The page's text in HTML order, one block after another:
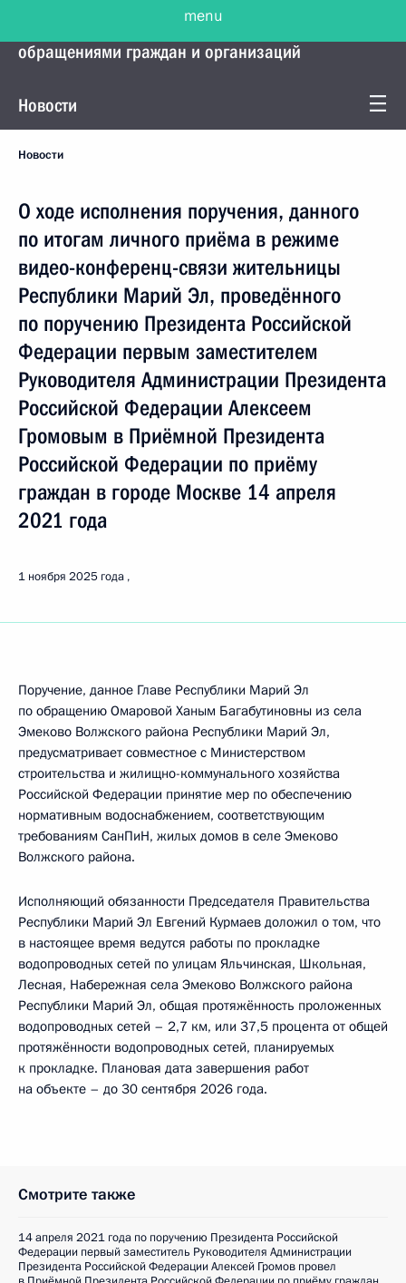
Управление Президента по работе с
обращениями граждан и организаций
Новости
Новости
О ходе исполнения поручения, данного
по итогам личного приёма в режиме
видео-конференц-связи жительницы
Республики Марий Эл, проведённого
по поручению Президента Российской
Федерации первым заместителем
Руководителя Администрации Президента
Российской Федерации Алексеем
Громовым в Приёмной Президента
Российской Федерации по приёму
граждан в городе Москве 14 апреля
2021 года
1 ноября 2025 года
Поручение, данное Главе Республики Марий Эл
по обращению Омаровой Ханым Багабутиновны из села
Эмеково Волжского района Республики Марий Эл,
предусматривает совместное с Министерством
строительства и жилищно-коммунального хозяйства
Российской Федерации принятие мер по обеспечению
нормативным водоснабжением, соответствующим
требованиям СанПиН, жилых домов в селе Эмеково
Волжского района.
Исполняющий обязанности Председателя Правительства
Республики Марий Эл Евгений Курмаев доложил о том, что
в настоящее время ведутся работы по прокладке
водопроводных сетей по улицам Яльчинская, Школьная,
Лесная, Набережная села Эмеково Волжского района
Республики Марий Эл, общая протяжённость проложенных
водопроводных сетей – 2,7 км, или 37,5 процента от общей
протяжённости водопроводных сетей, планируемых
к прокладке. Плановая дата завершения работ
на объекте – до 30 сентября 2026 года.
Смотрите также
14 апреля 2021 года по поручению Президента Российской
Федерации первый заместитель Руководителя Администрации
Президента Российской Федерации Алексей Громов провел